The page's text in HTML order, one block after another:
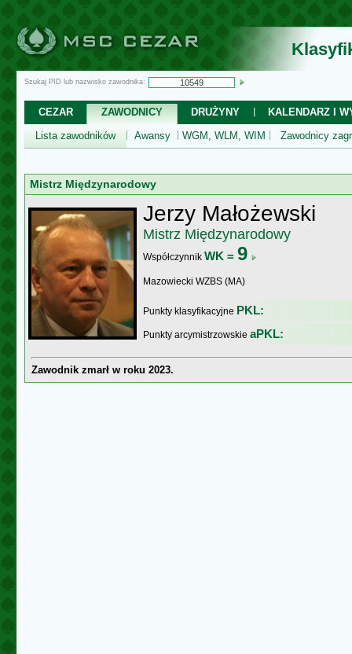
Szukaj PID lub nazwisko zawodnika:
CEZAR ZAWODNICY DRUŻYNY
KALENDARZ I
Lista zawodników
Awansy WGM, WLM, WIM Zawodnicy
Mistrz Międzynarodowy
Jerzy Małożewski
Mistrz Międzynarodowy
Współczynnik WK = 9
Mazowiecki WZBS (MA)
Punkty klasyfikacyjne PKL:
Punkty arcymistrzowskie aPKL:
Zawodnik zmarł w roku 2023.